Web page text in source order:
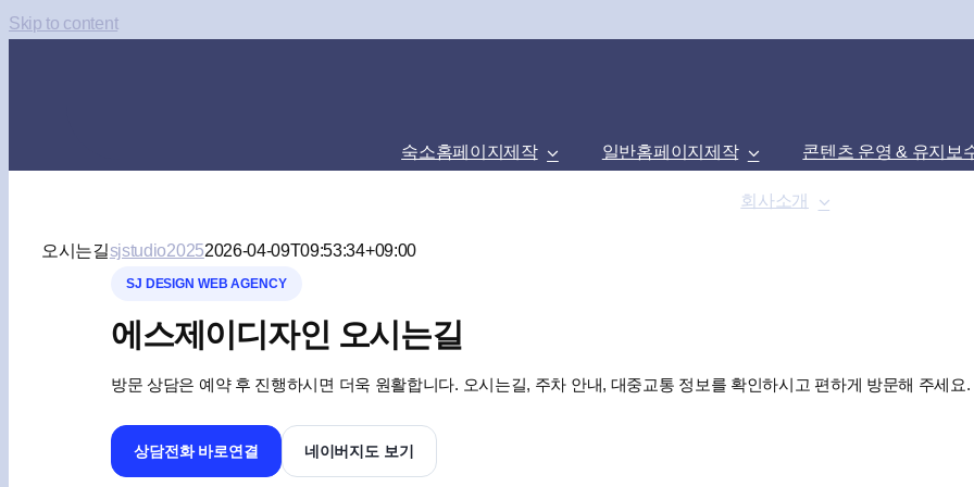
Skip to content
숙소홈페이지제작 일반홈페이지제작 콘텐츠 운영 & 유지보
회사소개
오시는길sjstudio20252026-04-09T09:53:34+09:00
SJ DESIGN WEB AGENCY
에스제이디자인 오시는길
방문 상담은 예약 후 진행하시면 더욱 원활합니다. 오시는길, 주차 안내, 대중교통 정보를 확인하시고 편하게 방문해 주세요.
상담전화 바로연결 네이버지도 보기